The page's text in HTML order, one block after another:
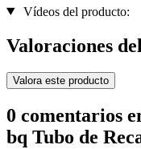
Vídeos del producto:
Valoraciones
Valora este producto
0 comentarios
bq Tubo de